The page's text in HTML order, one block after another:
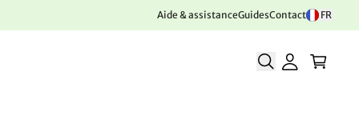
Aide & assistanceGuidesContact FR